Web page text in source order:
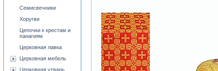
Семисвечники
Хоругви
Цепочки к крестам и
панагиям
Церковная лавка
Церковная мебель
Церковная утварь